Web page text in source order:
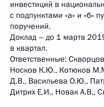
инвестиций в
с подпунктами «а» и «б»
поручений.
Доклад – до 1 марта
в квартал.
Ответственные:
Носков К.Ю., Котюков
Д.В., Васильева О.Ю.,
Дитрих Е.И., Новак А.В.,